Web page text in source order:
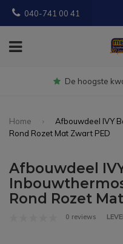
040-741 00 41
Gratis
Home
Afbouwdeel IVY
Rond Rozet Mat Zwart PED
Afbouwdeel
Rond Rozet
0 reviews